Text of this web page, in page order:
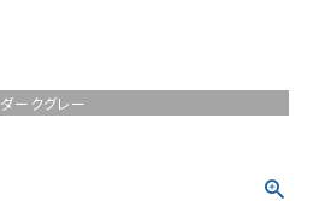
ダークグレー